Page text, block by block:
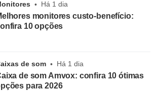
Há 1 dia
monitores custo-benefício:
10 opções
de som Há 1 dia
de som Amvox: confira 10 ótimas
para 2026